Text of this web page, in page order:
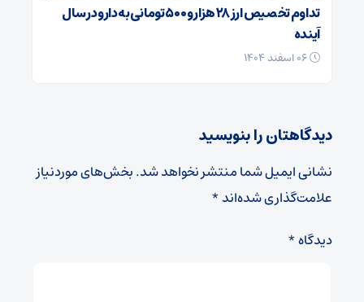
تداوم تخصیص ارز ۲۸ هزار و ۵۰۰ تومانی به دارو در سال
آینده
دیدگاهتان را بنویسید
نشانی ایمیل شما منتشر نخواهد شد.بخش‌های موردنیاز
علامت‌گذاری شده‌اند*
دیدگاه*